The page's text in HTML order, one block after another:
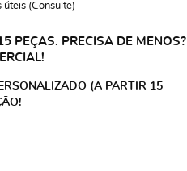
(Consulte)
PEÇAS. PRECISA DE MENOS?
(A PARTIR 15